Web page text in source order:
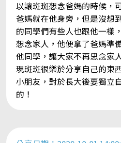
以讓斑斑想念爸媽的時候，
爸媽就在他身旁，但是沒想
的同學們有些人也跟他一樣
想念家人，他便拿了爸媽準
他同學，讓大家不再思念家
現斑斑很樂於分享自己的東
小朋友，對於長大後要獨立
的！